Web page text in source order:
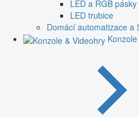
LED a RGB pásky
LED trubice
Domácí automatizace a